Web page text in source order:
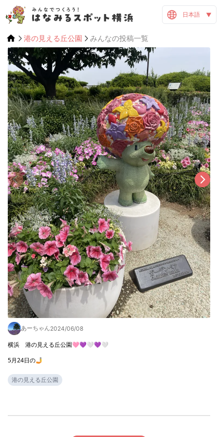
日本語
港の見える丘公園 みんなの投稿一覧
あーちゃん2024/06/08
横浜　港の見える丘公園🩷💜🤍💜🤍
5月24日の🤳
港の見える丘公園